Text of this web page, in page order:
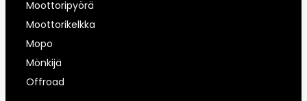
Moottoripyörä
Moottorikelkka
Mopo
Mönkijä
Offroad